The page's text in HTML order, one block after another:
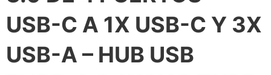
USB-C A 1X USB-C Y 3X
USB-A – HUB USB